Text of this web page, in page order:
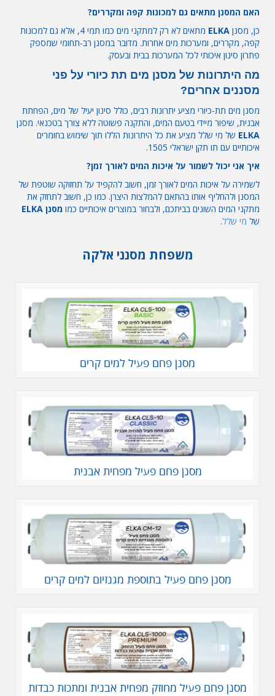
האם המסנן מתאים גם למכונות קפה ומקררים?
כן, מסנן ELKA
מתאים לא רק למתקני מים כמו תמי 4, אלא גם למכונות
קפה, מקררים, ומערכות מים אחרות. מדובר במסנן רב-תחומי שמספק
פתרון סינון איכותי לכל המערכות בבית ובעסק.
מה היתרונות של מסנן מים תת כיורי על פני
מסננים אחרים?
מסנן מים תת-כיורי מציע יתרונות רבים, כולל סינון יעיל של מים, הפחתת
אבנית, שיפור מיידי בטעם המים, והתקנה פשוטה ללא צורך בטכנאי. מסנן
ELKA של מי שלל מציע את כל היתרונות הללו תוך שימוש בחומרים
איכותיים עם תו תקן ישראלי 1505.
איך אני יכול לשמור על איכות המים לאורך זמן?
לשמירה על איכות המים לאורך זמן, חשוב להקפיד על תחזוקה שוטפת של
המסנן ולהחליף אותו בהתאם להמלצות היצרן. כמו כן, חשוב לתחזק את
מתקני המים השונים בביתכם, ולבחור במוצרים איכותיים כמו מסנן ELKA
של מי שלל.
משפחת מסנני אלקה
מסנן פחם פעיל למים קרים
מסנן פחם פעיל מפחית אבנית
מסנן פחם פעיל בתוספת מגנזיום למים קרים
מסנן פחם פעיל מחוזק מפחית אבנית ומתכות כבדות